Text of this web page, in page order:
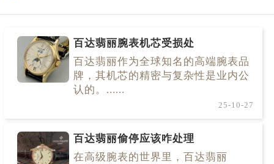
百达翡丽腕表机芯受损处
百达翡丽作为全球知名的高端腕表品
牌，其机芯的精密与复杂性是业内公
认的。......
25-10-27
百达翡丽偷停应该咋处理
在高级腕表的世界里，百达翡丽